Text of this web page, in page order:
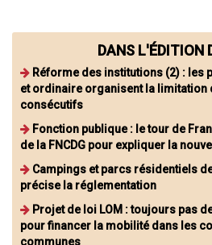
DANS L'ÉDITION
Réforme des institutions (2) : les
et ordinaire organisent la limitation
consécutifs
Fonction publique : le tour de
de la FNCDG pour expliquer la
Campings et parcs résidentiels
précise la réglementation
Projet de loi LOM : toujours pas
pour financer la mobilité dans les
communes